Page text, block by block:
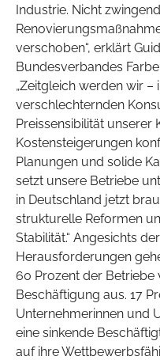
Industrie. Nicht
verschoben“, erklärt
Bundesverbandes
„Zeitgleich werden wir –
verschlechternden
Preissensibilität unserer
Kostensteigerungen
Planungen und solide
setzt unsere Betriebe
in Deutschland jetzt
strukturelle Reformen
Stabilität.“ Angesichts
Herausforderungen
60 Prozent der
Beschäftigung aus. 17
Unternehmerinnen und
eine sinkende
auf ihre